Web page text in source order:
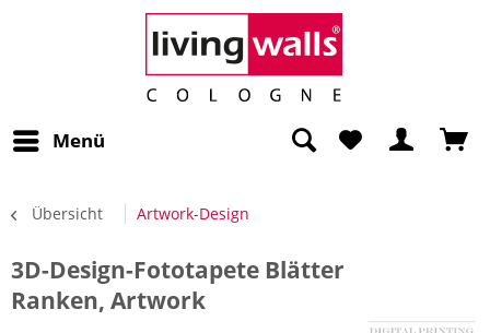
Menü
Übersicht Artwork-Design
3D-Design-Fototapete Blätter
Ranken, Artwork